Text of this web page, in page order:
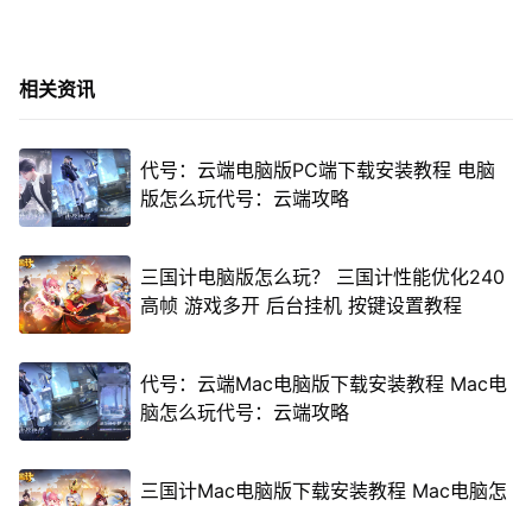
相关资讯
代号：云端电脑版PC端下载安装教程 电脑
版怎么玩代号：云端攻略
三国计电脑版怎么玩？ 三国计性能优化240
高帧 游戏多开 后台挂机 按键设置教程
代号：云端Mac电脑版下载安装教程 Mac电
脑怎么玩代号：云端攻略
三国计Mac电脑版下载安装教程 Mac电脑怎